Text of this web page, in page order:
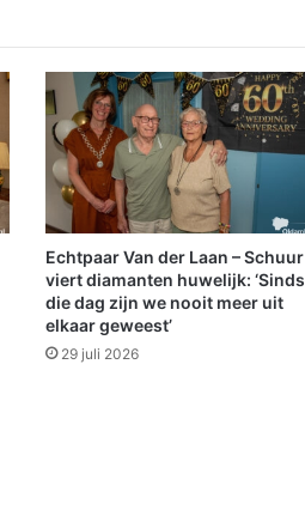
Echtpaar Van der Laan – Schuur
viert diamanten huwelijk: ‘Sinds
die dag zijn we nooit meer uit
elkaar geweest’
29 juli 2026